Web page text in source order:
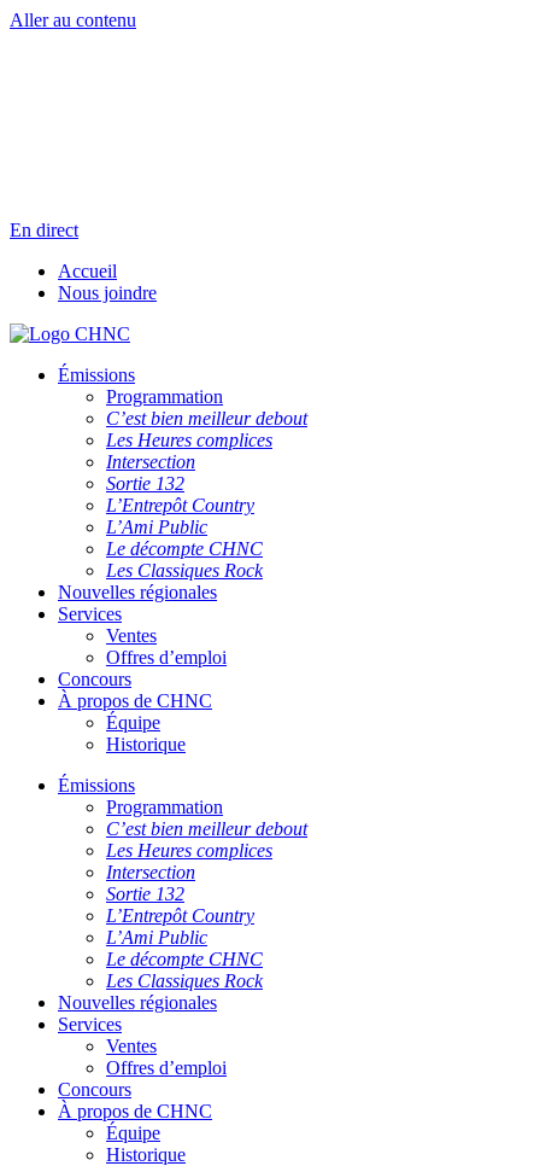
Aller au contenu
En direct
Accueil
Nous joindre
Émissions
Programmation
C’est bien meilleur debout
Les Heures complices
Intersection
Sortie 132
L’Entrepôt Country
L’Ami Public
Le décompte CHNC
Les Classiques Rock
Nouvelles régionales
Services
Ventes
Offres d’emploi
Concours
À propos de CHNC
Équipe
Historique
Émissions
Programmation
C’est bien meilleur debout
Les Heures complices
Intersection
Sortie 132
L’Entrepôt Country
L’Ami Public
Le décompte CHNC
Les Classiques Rock
Nouvelles régionales
Services
Ventes
Offres d’emploi
Concours
À propos de CHNC
Équipe
Historique